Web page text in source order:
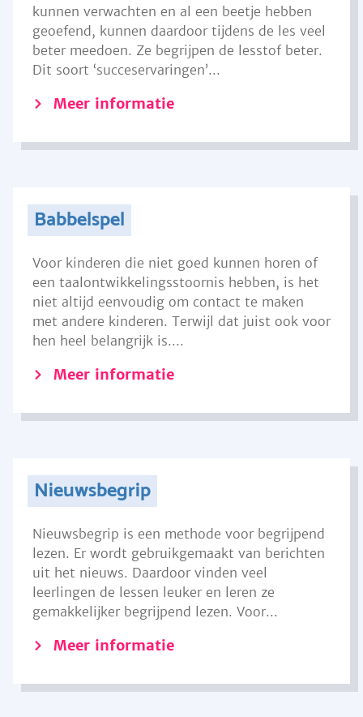
kunnen verwachten en al een beetje hebben
geoefend, kunnen daardoor tijdens de les veel
beter meedoen. Ze begrijpen de lesstof beter.
Dit soort ‘succeservaringen’...
Meer informatie
Babbelspel
Voor kinderen die niet goed kunnen horen of
een taalontwikkelingsstoornis hebben, is het
niet altijd eenvoudig om contact te maken
met andere kinderen. Terwijl dat juist ook voor
hen heel belangrijk is....
Meer informatie
Nieuwsbegrip
Nieuwsbegrip is een methode voor begrijpend
lezen. Er wordt gebruikgemaakt van berichten
uit het nieuws. Daardoor vinden veel
leerlingen de lessen leuker en leren ze
gemakkelijker begrijpend lezen. Voor...
Meer informatie